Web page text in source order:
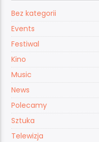
Bez kategorii
Events
Festiwal
Kino
Music
News
Polecamy
Sztuka
Telewizja